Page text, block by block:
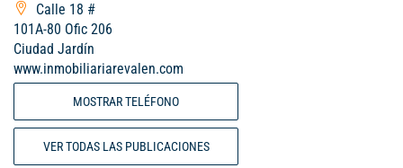
Calle 18 #
101A-80 Ofic 206
Ciudad Jardín
www.inmobiliariarevalen.com
MOSTRAR TELÉFONO
VER TODAS LAS PUBLICACIONES